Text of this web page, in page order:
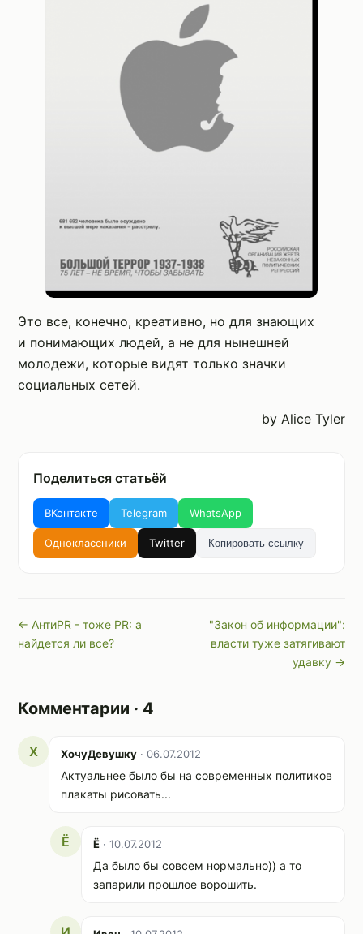
Это все, конечно, креативно, но для знающих
и понимающих людей, а не для нынешней
молодежи, которые видят только значки
социальных сетей.
by Alice Tyler
Поделиться статьёй
ВКонтакте Telegram WhatsApp
Одноклассники Twitter Копировать ссылку
← АнтиPR - тоже PR: а
найдется ли все?
"Закон об информации":
власти туже затягивают
удавку →
Комментарии · 4
Х ХочуДевушку · 06.07.2012
Актуальнее было бы на современных политиков
плакаты рисовать...
Ё Ё · 10.07.2012
Да было бы совсем нормально)) а то
запарили прошлое ворошить.